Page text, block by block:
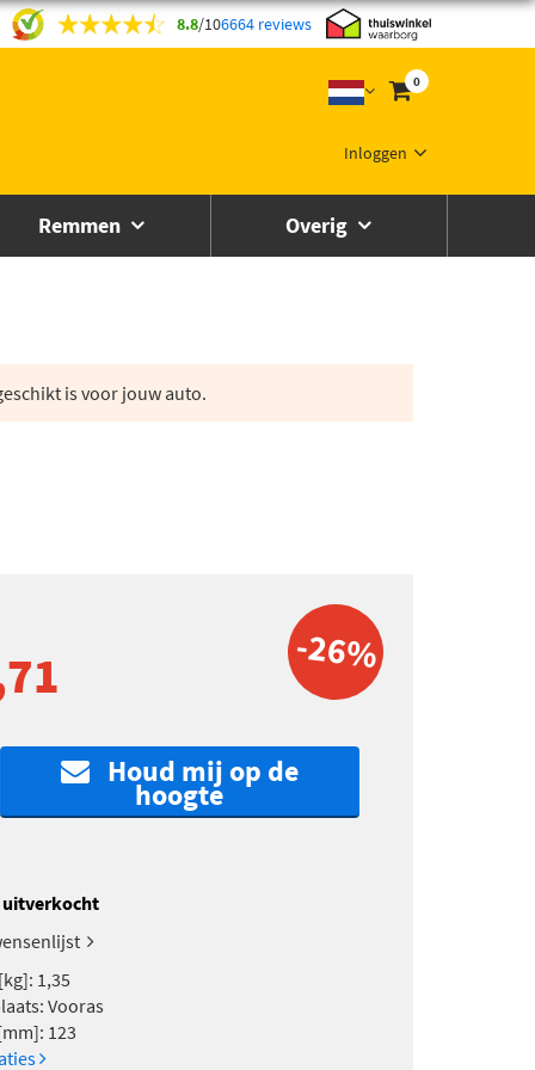
8.8/106664 reviews
0
Inloggen
Remmen Overig
is voor jouw auto.
-26%
Houd mij op de
hoogte
1,35
Vooras
123